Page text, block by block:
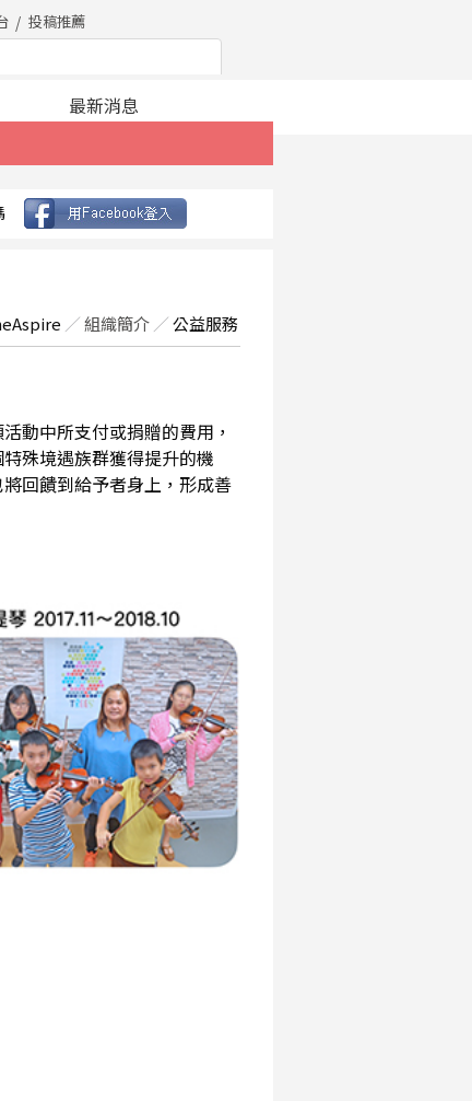
投稿推薦
最新消息
／組織簡介 ／公益服務
動中所支付或捐贈的費用，
殊境遇族群獲得提升的機
回饋到給予者身上，形成善